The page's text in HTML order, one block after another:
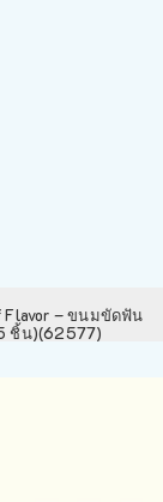
Flavor – ขนมขัดฟัน
ชิ้น)(62577)